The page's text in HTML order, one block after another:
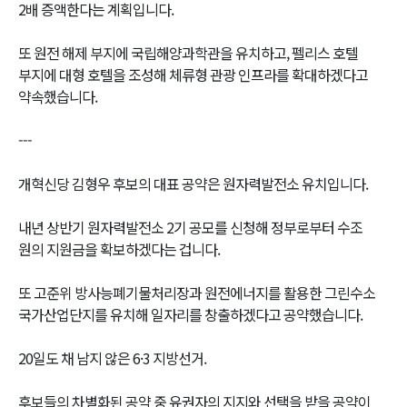
2배 증액한다는 계획입니다.
또 원전 해제 부지에 국립해양과학관을 유치하고, 펠리스 호텔
부지에 대형 호텔을 조성해 체류형 관광 인프라를 확대하겠다고
약속했습니다.
---
개혁신당 김형우 후보의 대표 공약은 원자력발전소 유치입니다.
내년 상반기 원자력발전소 2기 공모를 신청해 정부로부터 수조
원의 지원금을 확보하겠다는 겁니다.
또 고준위 방사능폐기물처리장과 원전에너지를 활용한 그린수소
국가산업단지를 유치해 일자리를 창출하겠다고 공약했습니다.
20일도 채 남지 않은 6·3 지방선거.
후보들의 차별화된 공약 중 유권자의 지지와 선택을 받을 공약이